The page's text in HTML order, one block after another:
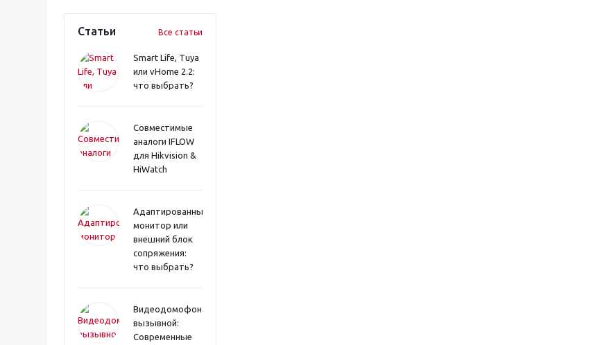
Статьи Все статьи
Smart Life, Tuya
или vHome 2.2:
что выбрать?
Совместимые
аналоги IFLOW
для Hikvision &
HiWatch
Адаптированный
монитор или
внешний блок
сопряжения:
что выбрать?
Видеодомофона
вызывной:
Современные